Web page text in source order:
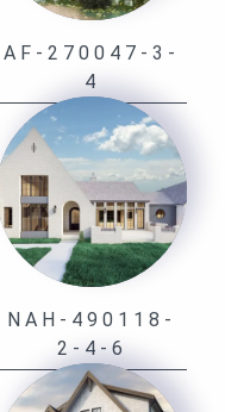
AF-270047-3-
4
NAH-490118-
2-4-6